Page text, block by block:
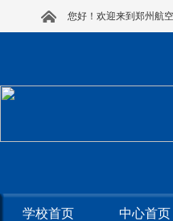
您好！欢迎来到郑州航
学校首页 中心首页